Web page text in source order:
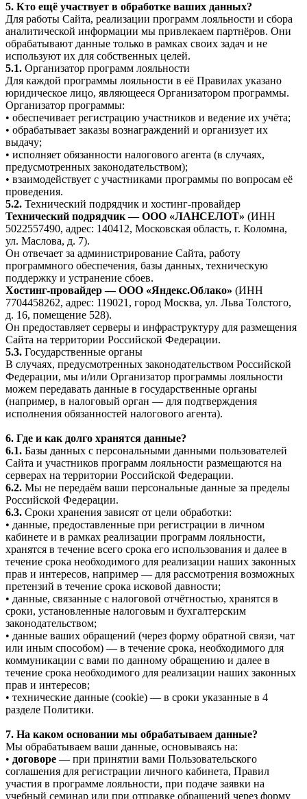
5. Кто ещё участвует в обработке ваших данных?
Для работы Сайта, реализации программ лояльности и сбора
аналитической информации мы привлекаем партнёров. Они
обрабатывают данные только в рамках своих задач и не
используют их для собственных целей.
5.1. Организатор программ лояльности
Для каждой программы лояльности в её Правилах указано
юридическое лицо, являющееся Организатором программы.
Организатор программы:
• обеспечивает регистрацию участников и ведение их учёта;
• обрабатывает заказы вознаграждений и организует их
выдачу;
• исполняет обязанности налогового агента (в случаях,
предусмотренных законодательством);
• взаимодействует с участниками программы по вопросам её
проведения.
5.2. Технический подрядчик и хостинг-провайдер
Технический подрядчик — ООО «ЛАНСЕЛОТ» (ИНН
5022557490, адрес: 140412, Московская область, г. Коломна,
ул. Маслова, д. 7).
Он отвечает за администрирование Сайта, работу
программного обеспечения, базы данных, техническую
поддержку и устранение сбоев.
Хостинг-провайдер — ООО «Яндекс.Облако» (ИНН
7704458262, адрес: 119021, город Москва, ул. Льва Толстого,
д. 16, помещение 528).
Он предоставляет серверы и инфраструктуру для размещения
Сайта на территории Российской Федерации.
5.3. Государственные органы
В случаях, предусмотренных законодательством Российской
Федерации, мы и/или Организатор программы лояльности
можем передавать данные в государственные органы
(например, в налоговый орган — для подтверждения
исполнения обязанностей налогового агента).
6. Где и как долго хранятся данные?
6.1. Базы данных с персональными данными пользователей
Сайта и участников программ лояльности размещаются на
серверах на территории Российской Федерации.
6.2. Мы не передаём ваши персональные данные за пределы
Российской Федерации.
6.3. Сроки хранения зависят от цели обработки:
• данные, предоставленные при регистрации в личном
кабинете и в рамках реализации программ лояльности,
хранятся в течение всего срока его использования и далее в
течение срока необходимого для реализации наших законных
прав и интересов, например — для рассмотрения возможных
претензий в течение срока исковой давности;
• данные, связанные с налоговой отчётностью, хранятся в
сроки, установленные налоговым и бухгалтерским
законодательством;
• данные ваших обращений (через форму обратной связи, чат
или иным способом) — в течение срока, необходимого для
коммуникации с вами по данному обращению и далее в
течение срока необходимого для реализации наших законных
прав и интересов;
• технические данные (cookie) — в сроки указанные в 4
разделе Политики.
7. На каком основании мы обрабатываем данные?
Мы обрабатываем ваши данные, основываясь на:
• договоре — при принятии вами Пользовательского
соглашения для регистрации личного кабинета, Правил
участия в программе лояльности, при подаче заявки на
учебный семинар или при отправке обращений через форму